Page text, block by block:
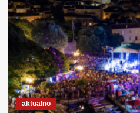
aktualno